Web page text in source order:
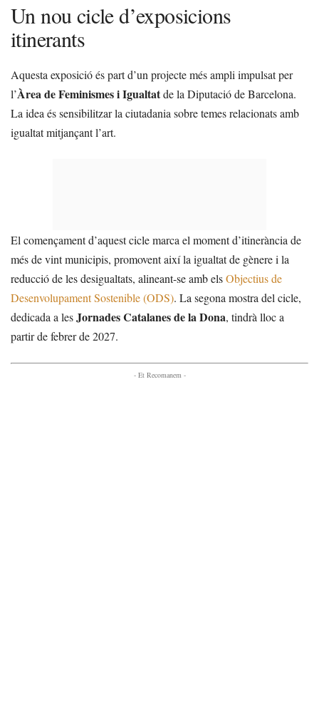
Un nou cicle d’exposicions
itinerants
Aquesta exposició és part d’un projecte més ampli impulsat per
l’Àrea de Feminismes i Igualtatde la Diputació de Barcelona.
La idea és sensibilitzar la ciutadania sobre temes relacionats amb
igualtat mitjançant l’art.
El començament d’aquest cicle marca el moment d’itinerància de
més de vint municipis, promovent així la igualtat de gènere i la
reducció de les desigualtats, alineant-se amb elsObjectius de
Desenvolupament Sostenible (ODS). La segona mostra del cicle,
dedicada a lesJornades Catalanes de la Dona, tindrà lloc a
partir de febrer de 2027.
- Et Recomanem -